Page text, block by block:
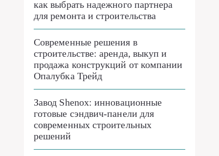
как выбрать надежного партнера
для ремонта и строительства
Современные решения в
строительстве: аренда, выкуп и
продажа конструкций от компании
Опалубка Трейд
Завод Shenox: инновационные
готовые сэндвич-панели для
современных строительных
решений